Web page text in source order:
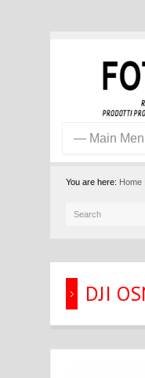
You are here: Home
DJI